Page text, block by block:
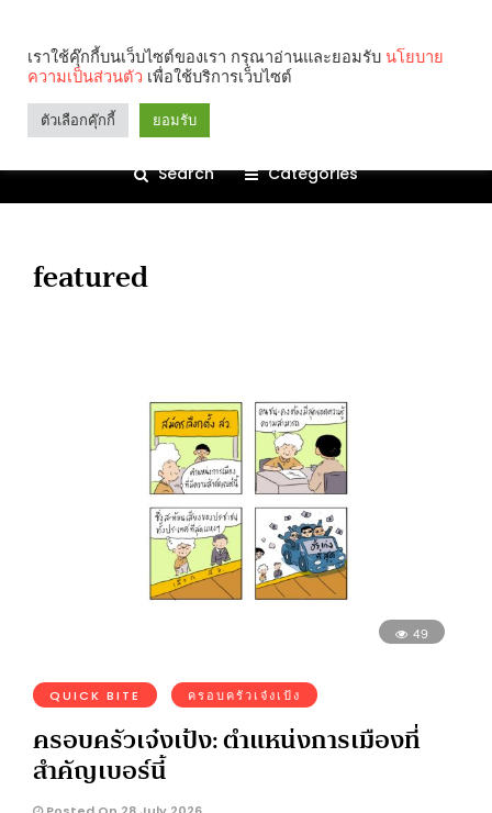
Search Categories
featured
49
QUICK BITE ครอบครัวเจ๋งเป้ง
ครอบครัวเจ๋งเป้ง: ตำแหน่งการเมืองที่
สำคัญเบอร์นี้
เราใช้คุ๊กกี้บนเว็บไซต์ของเรา กรุณาอ่านและยอมรับ นโยบาย
ความเป็นส่วนตัว เพื่อใช้บริการเว็บไซต์
ตัวเลือกคุ๊กกี้ ยอมรับ